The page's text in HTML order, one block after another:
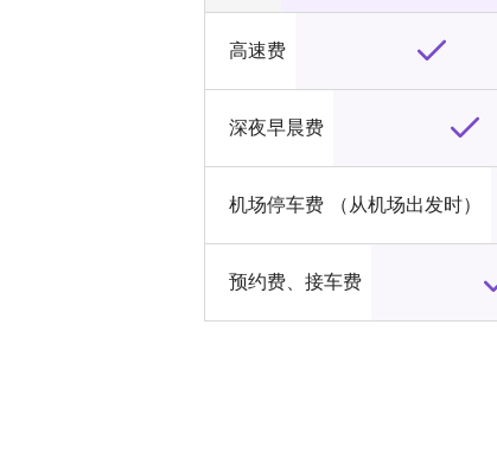
高速费
深夜早晨费
机场停车费 （从机场出发时）
预约费、接车费